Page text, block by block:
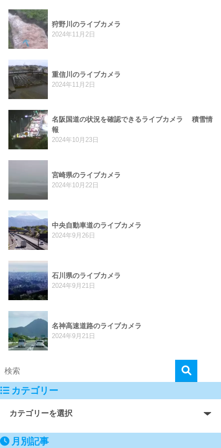
狩野川のライブカメラ
2024年11月2日
重信川のライブカメラ
2024年11月2日
名阪国道の状況を確認できるライブカメラ 積雪情
報
2024年10月23日
宮崎県のライブカメラ
2024年10月22日
中央自動車道のライブカメラ
2024年9月26日
石川県のライブカメラ
2024年9月21日
名神高速道路のライブカメラ
2024年9月21日
カテゴリー
月別記事